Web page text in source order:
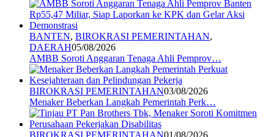
BANTEN, BIROKRASI PEMERINTAHAN,
DAERAH05/08/2026
AMBB Soroti Anggaran Tenaga Ahli Pemprov…
BIROKRASI PEMERINTAHAN03/08/2026
Menaker Beberkan Langkah Pemerintah Perk…
BIROKRASI PEMERINTAHAN01/08/2026